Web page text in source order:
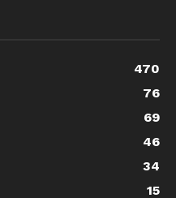
470
76
69
46
34
15